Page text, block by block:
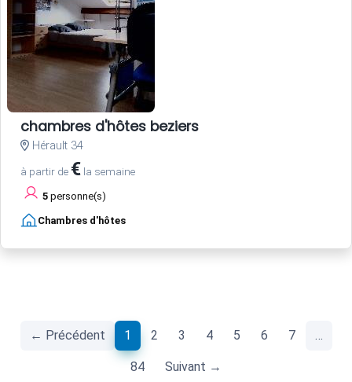
chambres d'hôtes beziers
Hérault 34
à partir de € la semaine
5 personne(s)
Chambres d'hôtes
← Précédent 1 (current)
2 3 4 5 6 7 …
84 Suivant →